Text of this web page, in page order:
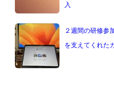
入
２週間の研修参
を支えてくれた